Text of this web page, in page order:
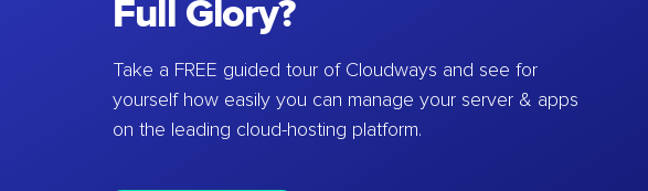
Full Glory?
Take a FREE guided tour of Cloudways and see for
yourself how easily you can manage your server & apps
on the leading cloud-hosting platform.